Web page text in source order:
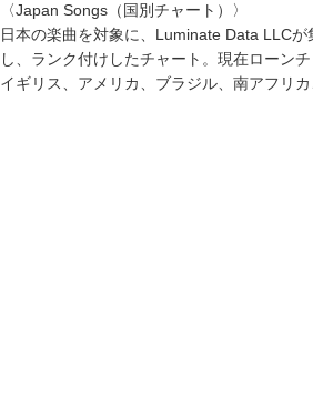
〈Japan Songs（国別チャート）〉
日本の楽曲を対象に、Luminate Data LLC
し、ランク付けしたチャート。現在ローン
イギリス、アメリカ、ブラジル、南アフリ